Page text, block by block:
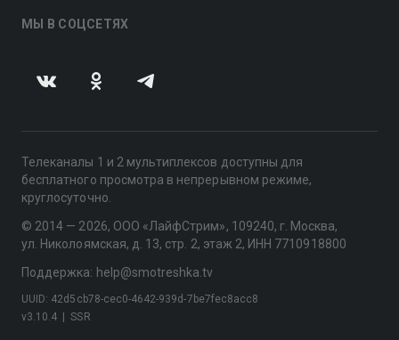
МЫ В СОЦСЕТЯХ
Телеканалы 1 и 2 мультиплексов доступны для
бесплатного просмотра в непрерывном режиме,
круглосуточно.
© 2014 — 2026, ООО «ЛайфСтрим», 109240, г. Москва,
ул. Николоямская, д. 13, стр. 2, этаж 2, ИНН 7710918800
Поддержка: help@smotreshka.tv
v3.10.4 SSR
UUID: 42d5cb78-cec0-4642-939d-7be7fec8acc8